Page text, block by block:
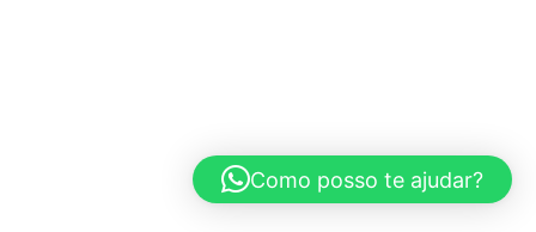
Como posso te ajudar?